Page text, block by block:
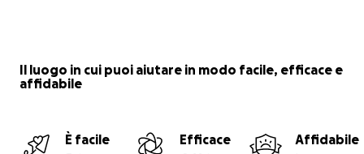
Il luogo in cui puoi aiutare in modo facile, efficace e
affidabile
È facile
Efficace
Affidabile